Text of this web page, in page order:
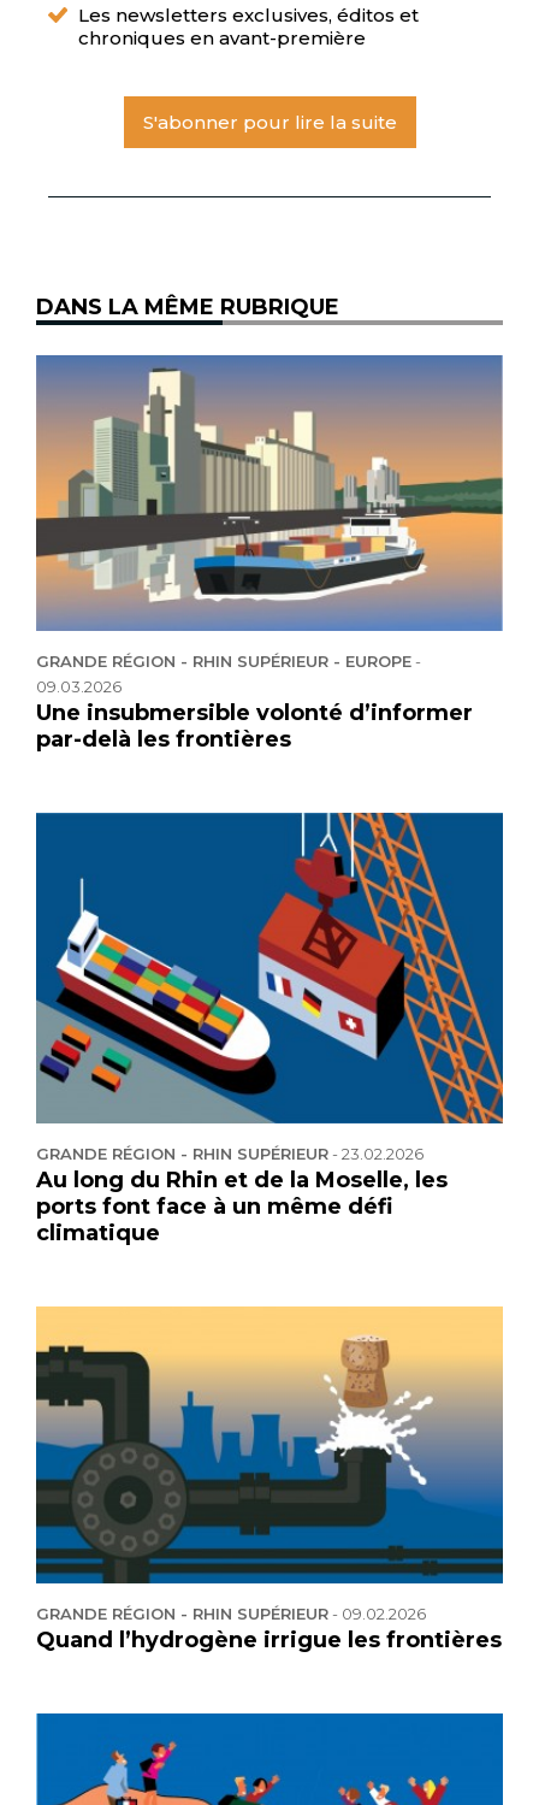
Les newsletters exclusives, éditos et
chroniques en avant-première
S'abonner pour lire la suite
DANS LA MÊME RUBRIQUE
GRANDE RÉGION - RHIN SUPÉRIEUR - EUROPE-
09.03.2026
Une insubmersible volonté d’informer
par-delà les frontières
GRANDE RÉGION - RHIN SUPÉRIEUR-23.02.2026
Au long du Rhin et de la Moselle, les
ports font face à un même défi
climatique
GRANDE RÉGION - RHIN SUPÉRIEUR- 09.02.2026
Quand l’hydrogène irrigue les frontières